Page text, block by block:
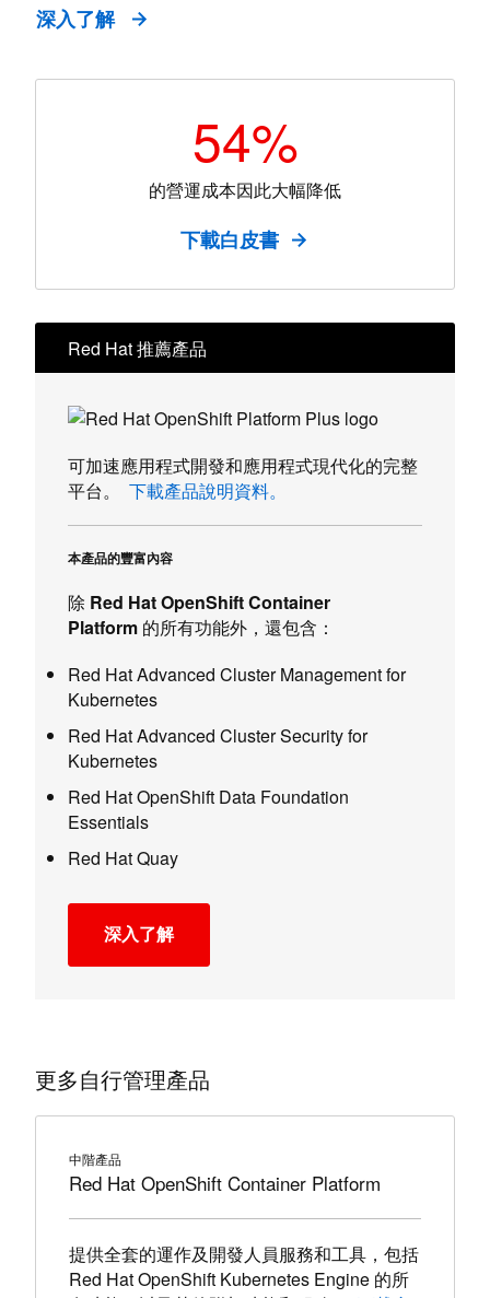
深入了解
54%
的營運成本因此大幅降低
下載白皮書 on the business
Red Hat 推薦產品
可加速應用程式開發和應用程式現代化的完整
平台。 下載產品說明資料on Red Hat OpenShift
。
本產品的豐富內容
除 Red Hat OpenShift Container
Platform 的所有功能外，還包含：
Red Hat Advanced Cluster Management for
Kubernetes
Red Hat Advanced Cluster Security for
Kubernetes
Red Hat OpenShift Data Foundation
Essentials
Red Hat Quay
深入了解about Red Hat OpenShift Platform
更多自行管理產品
中階產品
Red Hat OpenShift Container Platform
提供全套的運作及開發人員服務和工具，包括
Red Hat OpenShift Kubernetes Engine 的所